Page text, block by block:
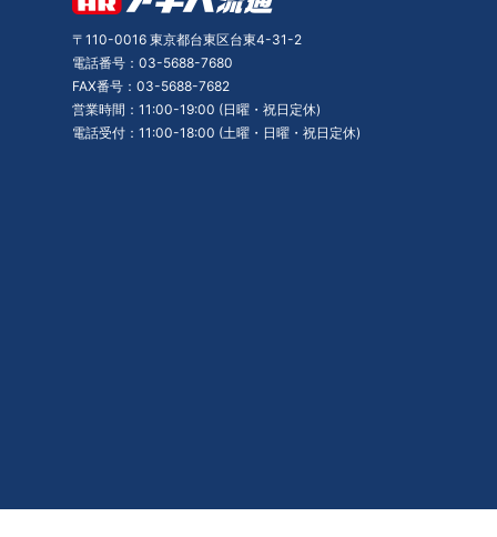
〒110-0016 東京都台東区台東4-31-2
電話番号：03-5688-7680
FAX番号：03-5688-7682
営業時間：11:00-19:00 (日曜・祝日定休)
電話受付：11:00-18:00 (土曜・日曜・祝日定休)